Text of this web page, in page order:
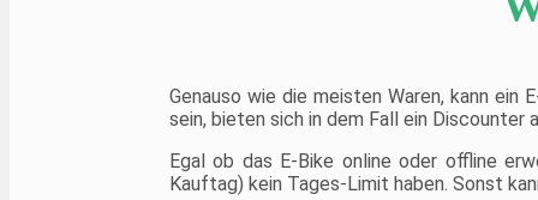
können wahlen, dass
irgendeiner modus Ihre
entnehmbare 48-Volt-
Lithium-Ionen-Batterie von
Kapazität ermöglicht eine
Fahrt von bis zu 75 Meilen.
Über einen integrierten USB-
Genauso wie die meisten Waren, kann ein
sein, bieten sich in dem Fall ein Discounter
Egal ob das E-Bike online oder offline
Kauftag) kein Tages-Limit haben. Sonst